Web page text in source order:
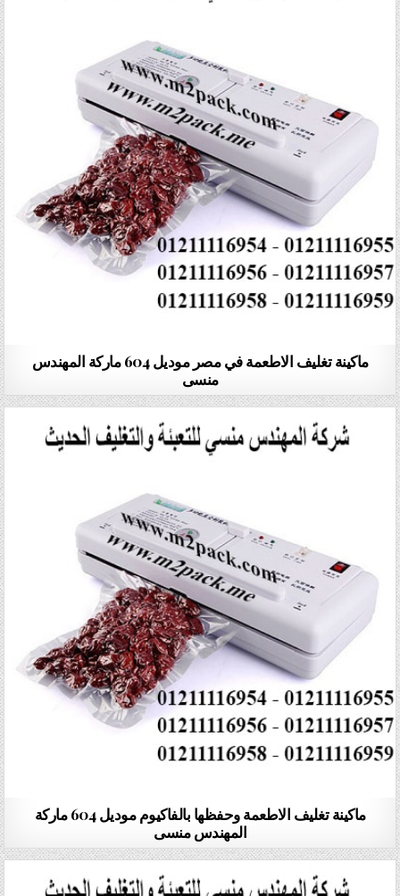
ماكينة تغليف الاطعمة في مصر موديل 604 ماركة المهندس
منسى
ماكينة تغليف الاطعمة وحفظها بالفاكيوم موديل 604 ماركة
المهندس منسى